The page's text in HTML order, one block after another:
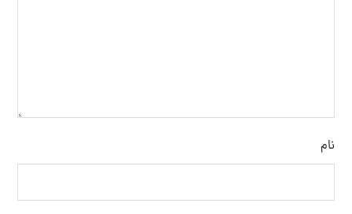
نام